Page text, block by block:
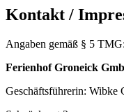
Kontakt /
Angaben gemäß § 5 TMG:
Ferienhof Groneick
Geschäftsführerin: Wibke